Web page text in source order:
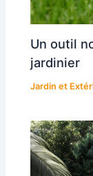
Un outil
jardinier
Jardin et